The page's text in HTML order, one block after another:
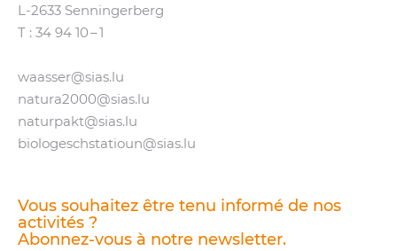
L‑2633 Senningerberg
T : 34 94 10 – 1
waasser@​sias.​lu
natura2000@​sias.​lu
naturpakt@​sias.​lu
biologeschstatioun@​sias.​lu
Vous souhaitez être tenu informé de nos
activités ?
Abonnez-vous à notre newsletter.